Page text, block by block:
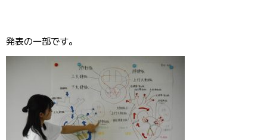
発表の一部です。